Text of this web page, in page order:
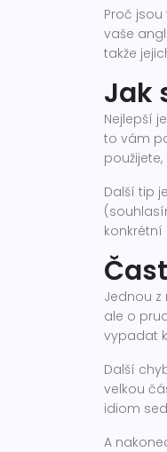
Proč
vaše
takže
Jak
Nejlepší
to vám
Další tip
Jednou
ale o
vypadat
Další
velkou
idiom
A